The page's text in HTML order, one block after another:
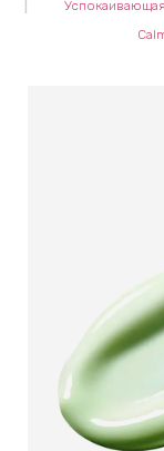
keyboard_arrow_right